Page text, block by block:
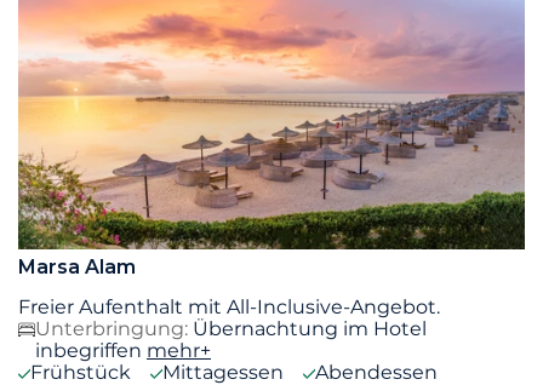
Marsa Alam
Freier Aufenthalt mit All-Inclusive-Angebot.
Unterbringung: Übernachtung im Hotel
inbegriffen mehr+
Frühstück
Mittagessen Abendessen